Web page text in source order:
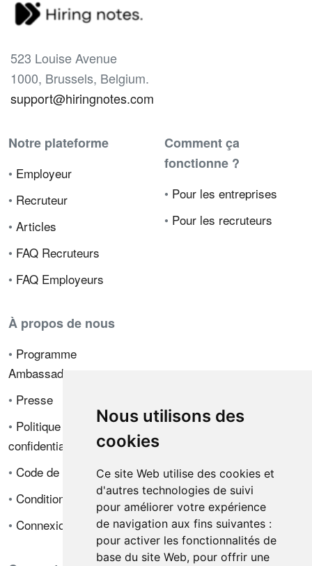
Nous utilisons des
cookies
Ce site Web utilise des cookies et
d'autres technologies de suivi
pour améliorer votre expérience
de navigation aux fins suivantes :
pour activer les fonctionnalités de
base du site Web, pour offrir une
523 Louise Avenue
1000, Brussels, Belgium.
support@hiringnotes.com
Notre plateforme
• Employeur
• Recruteur
• Articles
• FAQ Recruteurs
• FAQ Employeurs
Comment ça
fonctionne ?
• Pour les entreprises
• Pour les recruteurs
À propos de nous
• Programme
Ambassadeur
• Presse
• Politique de
confidentialité
• Code de déontologie
• Conditions de vente
• Connexion